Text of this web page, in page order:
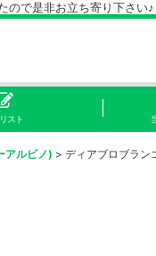
是非お立ち寄り下さ
スト
アルビノ) > ディアブロブラン